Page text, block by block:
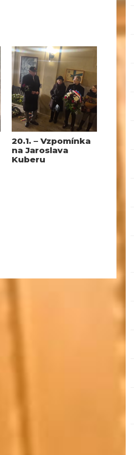
20.1. – Vzpomínka
na Jaroslava
Kuberu